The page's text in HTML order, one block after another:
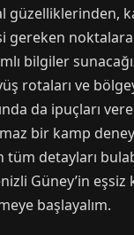
güzelliklerinden,
gereken
bilgiler
rotaları ve
da ipuçları
bir kamp
tüm detayları
Güney’in eşsiz
başlayalım.